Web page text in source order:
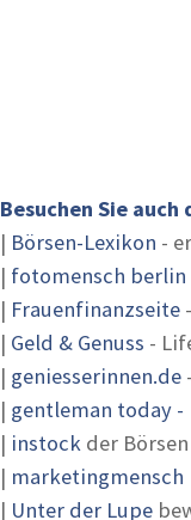
Besuchen Sie
| Börsen-Lexikon -
| fotomensch berlin
| Frauenfinanzseite
| Geld & Genuss -
| geniesserinnen.de
| gentleman today -
| instock der
|
| Unter der Lupe